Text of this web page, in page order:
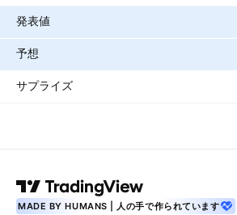
発表値
予想
サプライズ
MADE BY HUMANS | 人の手で作られています